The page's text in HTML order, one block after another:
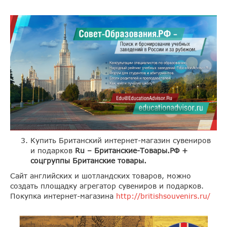
Купить Британский интернет-магазин сувениров
и подарков Ru – Британские-Товары.РФ +
соцгруппы Британские товары.
Сайт английских и шотландских товаров, можно
создать площадку агрегатор сувениров и подарков.
Покупка интернет-магазина http://britishsouvenirs.ru/